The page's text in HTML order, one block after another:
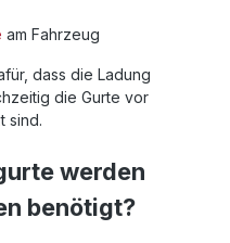
am Fahrzeug
dass die Ladung
die Gurte vor
sind.
werden
benötigt?